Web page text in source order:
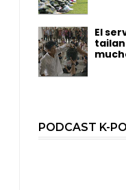
El
PODCAST K-